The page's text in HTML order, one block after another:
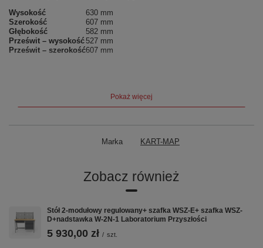
Wysokość
630 mm
Szerokość
607 mm
Głębokość
582 mm
Prześwit – wysokość527 mm
Prześwit – szerokość607 mm
Pokaż więcej
Marka KART-MAP
Zobacz również
Stół 2-modułowy regulowany+ szafka WSZ-E+ szafka WSZ-
D+nadstawka W-2N-1 Laboratorium Przyszłości
5 930,00 zł / szt.